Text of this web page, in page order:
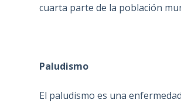
cuarta parte de la población
Paludismo
El paludismo es una